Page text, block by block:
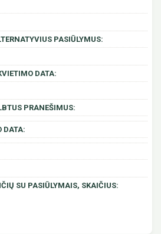
PASIŪLYMUS:
DATA:
PRANEŠIMUS:
DATA:
SU PASIŪLYMAIS, SKAIČIUS: